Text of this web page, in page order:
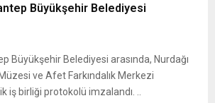
Büyükşehir Belediyesi
Büyükşehir Belediyesi arasında, Nurdağı
ve Afet Farkındalık Merkezi
iş birliği protokolü imzalandı. ..